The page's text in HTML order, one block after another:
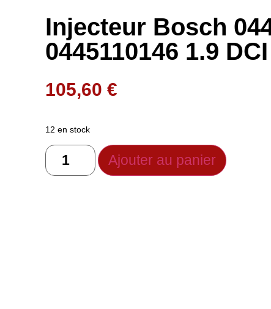
Injecteur Bosch
0445110146 1.9
105,60 €
12 en stock
Ajouter au panier